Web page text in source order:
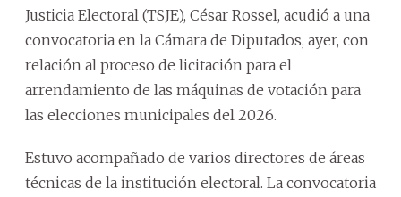
Justicia Electoral (TSJE), César Rossel, acudió a una
convocatoria en la Cámara de Diputados, ayer, con
relación al proceso de licitación para el
arrendamiento de las máquinas de votación para
las elecciones municipales del 2026.
Estuvo acompañado de varios directores de áreas
técnicas de la institución electoral. La convocatoria